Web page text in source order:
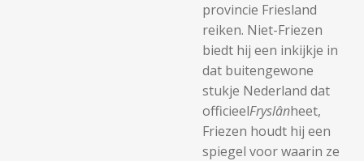
provincie Friesland
reiken. Niet-Friezen
biedt hij een inkijkje in
dat buitengewone
stukje Nederland dat
officieelFryslânheet,
Friezen houdt hij een
spiegel voor waarin ze